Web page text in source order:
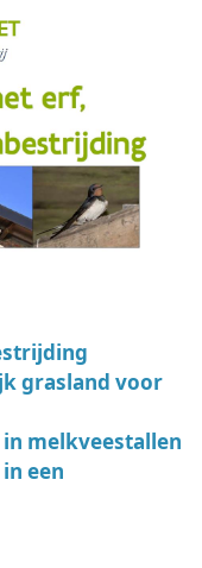
grasland voor
melkveestallen
een